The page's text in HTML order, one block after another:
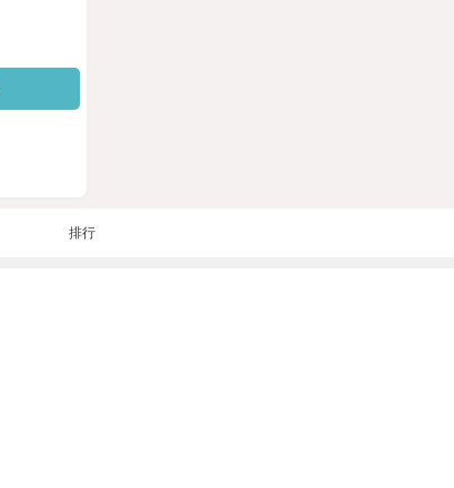
排行